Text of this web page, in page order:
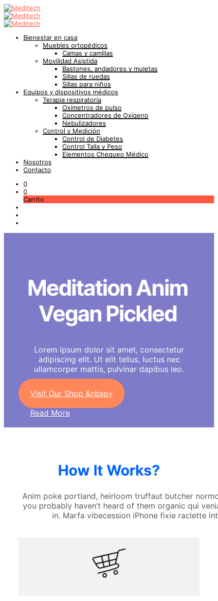
Bienestar en casa
Muebles ortopédicos
Camas y camillas
Movilidad Asistida
Bastones, andadores y muletas
Sillas de ruedas
Sillas para niños
Equipos y dispositivos médicos
Terapia respiratoria
Oxímetros de pulso
Concentradores de Oxígeno
Nebulizadores
Control y Medición
Control de Diabetes
Control Talla y Peso
Elementos Chequeo Médico
Nosotros
Contacto
0
0
Carrito
Meditation Anim
Vegan Pickled
Lorem ipsum dolor sit amet, consectetur
adipiscing elit. Ut elit tellus, luctus nec
ullamcorper mattis, pulvinar dapibus leo.
Visit Our Shop &nbsp»
Read More
How It Works?
Anim poke portland, heirloom truffaut butcher
you probably haven’t heard of them organic qui
in. Marfa vibecession iPhone fixie raclette